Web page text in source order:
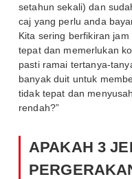
setahun sekali) dan
caj yang perlu anda
Kita sering berfikiran
tepat dan memerlukan
pasti ramai tertanya-
banyak duit untuk
tidak tepat dan
rendah?”
APAKAH 3